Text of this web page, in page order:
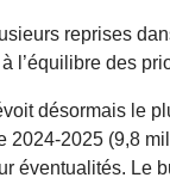
reprises
l’équilibre des
désormais le
2024-2025 (9,8
éventualités. Le